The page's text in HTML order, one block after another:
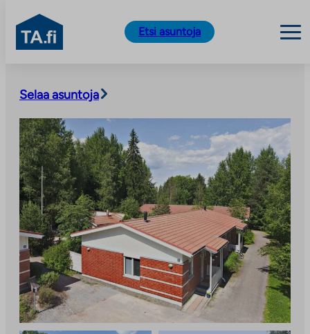
sisältöön
TA.fi
Etsi asuntoja
Selaa asuntoja